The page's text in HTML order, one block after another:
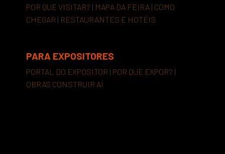
POR QUE VISITAR? | MAPA DA FEIRA | COMO
CHEGAR | RESTAURANTES E HOTÉIS
PARA EXPOSITORES
PORTAL DO EXPOSITOR | POR QUE EXPOR? |
OBRAS CONSTRUIR AÍ